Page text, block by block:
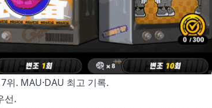
위. MAU·DAU 최고 기록.
선.